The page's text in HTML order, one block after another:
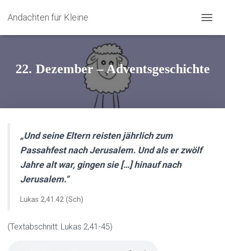
Andachten für Kleine
A
A
22. Dezember – Adventsgeschichte
„Und seine Eltern reisten jährlich zum
Passahfest nach Jerusalem. Und als er zwölf
Jahre alt war, gingen sie […] hinauf nach
Jerusalem.“
Lukas 2,41.42 (Sch)
(Textabschnitt: Lukas 2,41-45)